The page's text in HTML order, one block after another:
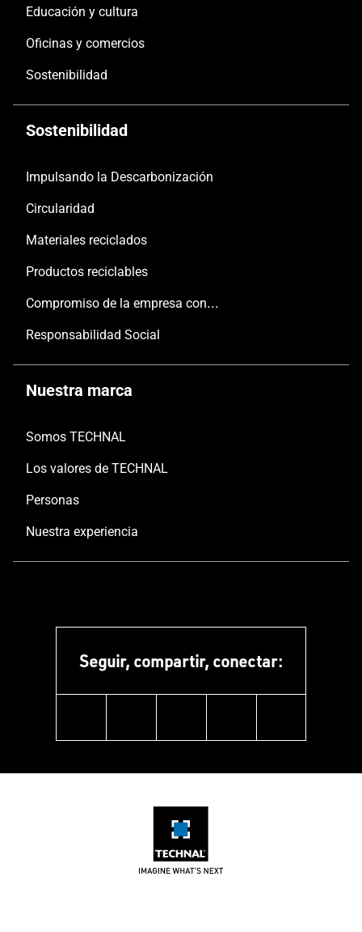
Educación y cultura
Oficinas y comercios
Sostenibilidad
Sostenibilidad
Impulsando la Descarbonización
Circularidad
Materiales reciclados
Productos reciclables
Compromiso de la empresa con las personas y el planeta
Responsabilidad Social
Nuestra marca
Somos TECHNAL
Los valores de TECHNAL
Personas
Nuestra experiencia
Seguir, compartir, conectar: